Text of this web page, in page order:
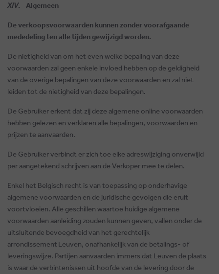
XIV. Algemeen
De verkoopsvoorwaarden kunnen zonder voorafgaande
mededeling ten alle tijden gewijzigd worden.
De nietigheid van om het even welke bepaling van deze
voorwaarden zal geen enkele invloed hebben op de geldigheid
van de overige bepalingen van deze voorwaarden en zal niet
leiden tot de nietigheid van deze bepalingen.
De Gebruiker erkent dat zij deze algemene online voorwaarden
hebben gelezen en verklaren alle bepalingen, voorwaarden en
prijzen te aanvaarden.
De Gebruiker verbindt er zich toe elke adreswijziging onverwijld
per aangetekend schrijven aan de Verkoper mee te delen.
Enkel het Belgisch recht is van toepassing op onderhavige
algemene voorwaarden en de juridische gevolgen die eruit
voortvloeien. Alle geschillen waartoe huidige algemene
voorwaarden aanleiding zouden kunnen geven, vallen onder de
uitsluitende bevoegdheid van het gerechtelijk
arrondissement Leuven, onafhankelijk van de betalings- of
leveringswijze. Partijen aanvaarden immers dat Leuven de plaats
is waar de verbintenissen uit hoofde van de levering door de